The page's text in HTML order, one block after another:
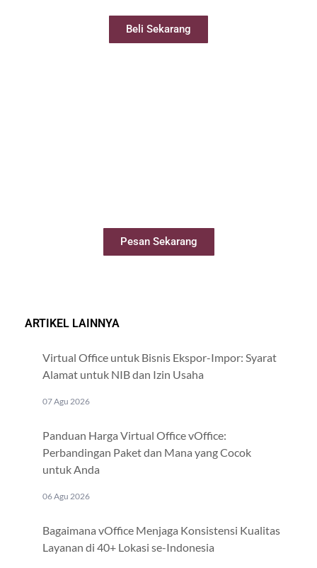
Beli Sekarang
Pesan Sekarang
ARTIKEL LAINNYA
Virtual Office untuk Bisnis Ekspor-Impor: Syarat
Alamat untuk NIB dan Izin Usaha
07 Agu 2026
Panduan Harga Virtual Office vOffice:
Perbandingan Paket dan Mana yang Cocok
untuk Anda
06 Agu 2026
Bagaimana vOffice Menjaga Konsistensi Kualitas
Layanan di 40+ Lokasi se-Indonesia